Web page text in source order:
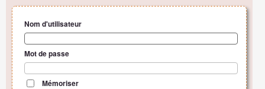
Nom d'utilisateur
Mot de passe
Mémoriser